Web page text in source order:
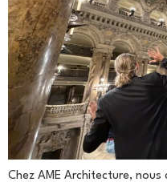
Chez AME Architecture, nous